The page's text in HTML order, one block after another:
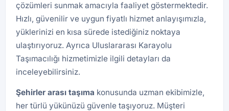
çözümleri sunmak amacıyla faaliyet göstermektedir.
Hızlı, güvenilir ve uygun fiyatlı hizmet anlayışımızla,
yüklerinizi en kısa sürede istediğiniz noktaya
ulaştırıyoruz. Ayrıca Uluslararası Karayolu
Taşımacılığı hizmetimizle ilgili detayları da
inceleyebilirsiniz.
Şehirler arası taşıma konusunda uzman ekibimizle,
her türlü yükünüzü güvenle taşıyoruz. Müşteri